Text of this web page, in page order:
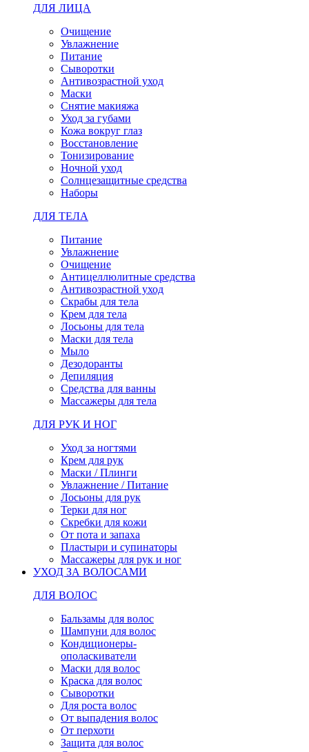
ДЛЯ ЛИЦА
Очищение
Увлажнение
Питание
Сыворотки
Антивозрастной уход
Маски
Снятие макияжа
Уход за губами
Кожа вокруг глаз
Восстановление
Тонизирование
Ночной уход
Солнцезащитные средства
Наборы
ДЛЯ ТЕЛА
Питание
Увлажнение
Очищение
Антицеллюлитные средства
Антивозрастной уход
Скрабы для тела
Крем для тела
Лосьоны для тела
Маски для тела
Мыло
Дезодоранты
Депиляция
Средства для ванны
Массажеры для тела
ДЛЯ РУК И НОГ
Уход за ногтями
Крем для рук
Маски / Плинги
Увлажнение / Питание
Лосьоны для рук
Терки для ног
Скребки для кожи
От пота и запаха
Пластыри и супинаторы
Массажеры для рук и ног
УХОД ЗА ВОЛОСАМИ
ДЛЯ ВОЛОС
Бальзамы для волос
Шампуни для волос
Кондиционеры-
ополаскиватели
Маски для волос
Краска для волос
Сыворотки
Для роста волос
От выпадения волос
От перхоти
Защита для волос